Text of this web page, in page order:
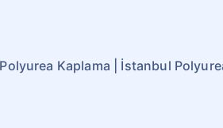
Kaplama | İstanbul